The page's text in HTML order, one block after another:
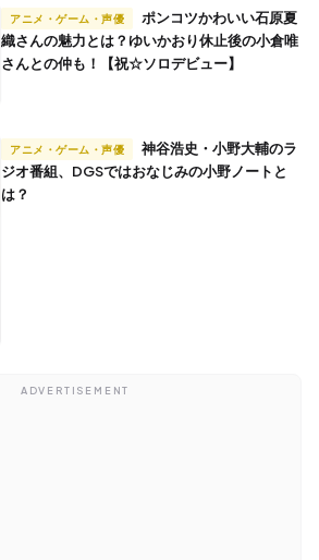
アニメ・ゲーム・声優
織さんの魅力とは？ゆいかおり休止後の小倉唯
さんとの仲も！【祝☆ソロデビュー】
アニメ・ゲーム・声優
ジオ番組、DGSではおなじみの小野ノートと
は？
ADVERTISEMENT